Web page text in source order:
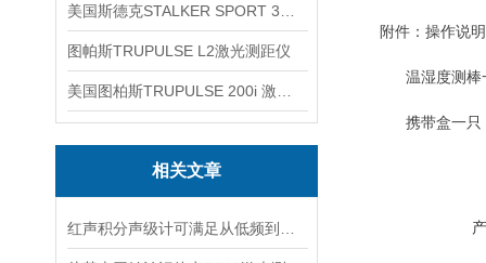
图帕斯TRUPULSE L2激光测距仪
相关文章
附件：操作说
温湿度测棒
携带盒一只